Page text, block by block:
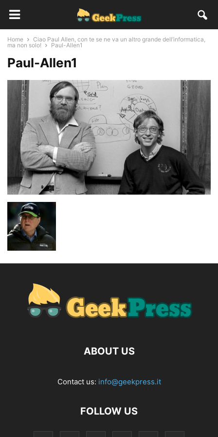
Home
Ciao Paul Allen, con te se ne va un altro grande dell’informatica,
ma non solo!
Paul-Allen1
Paul-Allen1
ABOUT US
Contact us: info@geekpress.it
FOLLOW US